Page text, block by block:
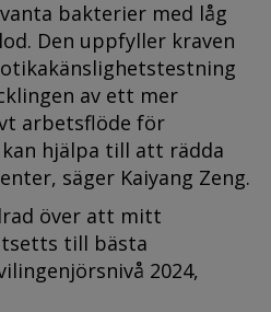
bakterier med låg
Den uppfyller kraven
av ett mer
arbetsflöde för
hjälpa till att rädda
säger Kaiyang Zeng.
över att mitt
till bästa
2024,